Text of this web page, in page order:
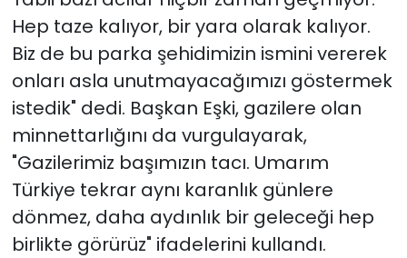
Hep taze kalıyor, bir yara olarak kalıyor.
Biz de bu parka şehidimizin ismini vererek
onları asla unutmayacağımızı göstermek
istedik" dedi. Başkan Eşki, gazilere olan
minnettarlığını da vurgulayarak,
"Gazilerimiz başımızın tacı. Umarım
Türkiye tekrar aynı karanlık günlere
dönmez, daha aydınlık bir geleceği hep
birlikte görürüz" ifadelerini kullandı.